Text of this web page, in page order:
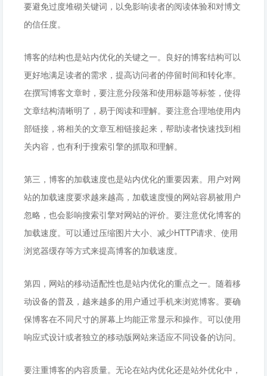
要避免过度堆砌关键词，以免影响读者的阅读体验和对博文
的信任度。
博客的结构也是站内优化的关键之一。良好的博客结构可以
更好地满足读者的需求，提高访问者的停留时间和转化率。
在撰写博客文章时，要注意分段落和使用标题等标签，使得
文章结构清晰明了，易于阅读和理解。要注意合理地使用内
部链接，将相关的文章互相链接起来，帮助读者快速找到相
关内容，也有利于搜索引擎的抓取和理解。
第三，博客的加载速度也是站内优化的重要因素。用户对网
站的加载速度要求越来越高，加载速度慢的网站容易被用户
忽略，也会影响搜索引擎对网站的评价。要注意优化博客的
加载速度。可以通过压缩图片大小、减少HTTP请求、使用
浏览器缓存等方式来提高博客的加载速度。
第四，网站的移动适配性也是站内优化的重点之一。随着移
动设备的普及，越来越多的用户通过手机来浏览博客。要确
保博客在不同尺寸的屏幕上均能正常显示和操作。可以使用
响应式设计或者独立的移动版网站来适应不同设备的访问。
要注重博客的内容质量。无论在站内优化还是站外优化中，